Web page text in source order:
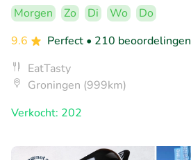
Morgen Zo Di Wo
Do
9.6
Perfect • 210 beoordelingen
EatTasty
Groningen (999km)
Verkocht: 202